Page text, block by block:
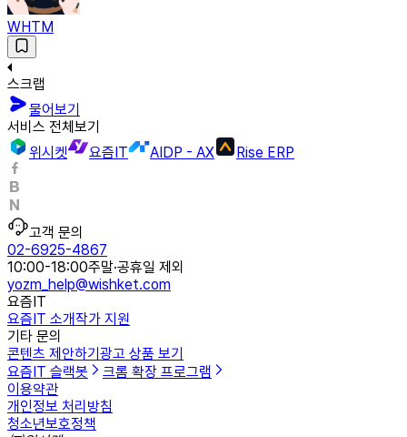
WHTM
스크랩
물어보기
서비스 전체보기
위시켓
요즘IT AIDP - AX Rise ERP
고객 문의
02-6925-4867
10:00-18:00주말·공휴일 제외
yozm_help@wishket.com
요즘IT
요즘IT 소개작가 지원
기타 문의
콘텐츠 제안하기 광고 상품 보기
요즘IT 슬랙봇
크롬 확장 프로그램
이용약관
개인정보 처리방침
청소년보호정책